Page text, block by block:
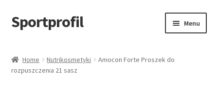
Przejdź
do
Przejdź
do
Sportprofil Menu
Blog
Home Nutrikosmetyki
Amocon Forte Proszek do
rozpuszczenia 21 sasz